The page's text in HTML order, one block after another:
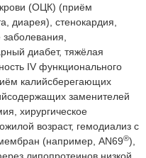
(ОЦК) (приём
диарея), стенокардия,
диабет, тяжёлая
IV функционального
калийсберегающих
заменителей
хирургическое
возраст, гемодиализ с
(например, AN69®),
липопротеинов низкой